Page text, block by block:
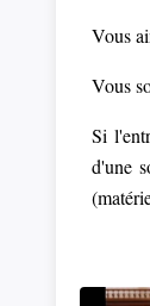
Vous
Vous
Si
d'une